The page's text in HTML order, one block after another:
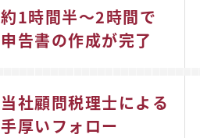
約1時間半〜2時間で
申告書の作成が完了
当社顧問税理士による
手厚いフォロー